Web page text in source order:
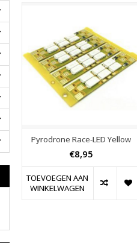
Pyrodrone Race-LED Yellow
€8,95
TOEVOEGEN AAN
WINKELWAGEN